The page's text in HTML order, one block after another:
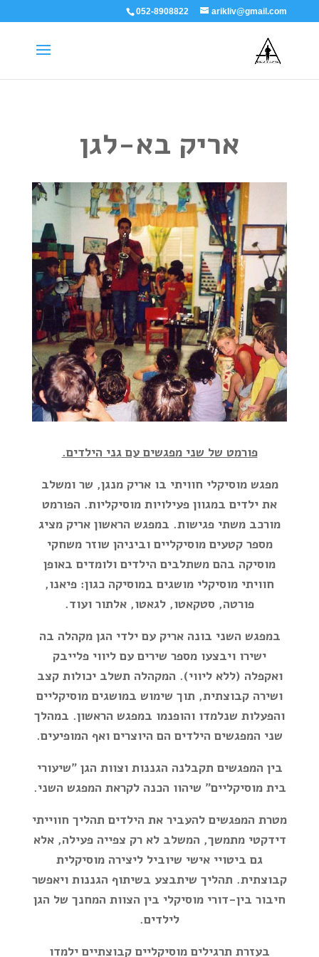
052-8908822 arikliv@gmail.com
אריק בא-לגן
פורמט של שני מפגשים עם גני הילדים.
מפגש מוסיקלי חוויתי בו אריק מנגן, שר ומשלב
את ילדים במגוון פעילויות מוסיקליות. הפורמט
מורכב משתי פגישות. במפגש הראשון אריק מציג
מספר קטעים מוסיקליים וביניהן שוזר משחקי
מוסיקה בהם משתלבים הילדים ולומדים באופן
חוויתי מוסיקלי מושגים במוסיקה כגון: פיאנו,
פורטה, סטקאטו, לגאטו, אלתור ועוד.
במפגש השני בונה אריק עם ילדי הגן מקהלה בה
ישירו ויבצעו מספר שירים עם ליווי פלייבק
ואקפלה (ללא ליווי). המקהלה תשלב יכולות קצב
ושירה קבוצתית, תוך שימוש במושגים מוסיקליים
והפעלות שנלמדו והופנמו במפגש הראשון. במהלך
שני המפגשים הילדים הם היוצרים ואף המופיעים.
בין המפגשים תקבלנה הגננות וצוות הגן "שיעורי
בית מוסיקליים" שיהוו הכנה לקראת המפגש השני.
מטרת המפגשים להעביר את הילדים תהליך חווייתי
דידקטי מתמשך, המשלב לא רק צפייה פעילה, אלא
גם ביטויי אישי שיוביל ליצירה מוסיקלית
קבוצתית. תהליך שיתבצע בשיתוף הגננות ויאפשר
חיבור בין-דורי מוסיקלי בין הצוות המחנך של הגן
לילדים.
בעזרת תרגילים מוסיקליים קבוצתיים ילמדו